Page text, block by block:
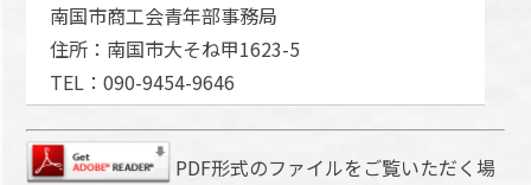
南国市商工会青年部事務局
住所：南国市大そね甲1623-5
TEL：090-9454-9646
PDF形式のファイルをご覧いただく場